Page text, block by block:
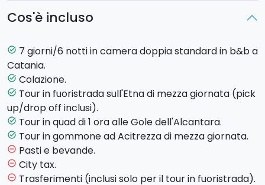
GIORNO 1
Check-in in b&b e sistemazione in camera doppia.
Serata libera.
GIORNO 2
Colazione in b&b.
Tour sull'Etna in fuoristrada di mezza
giornata:dopo il pick-up in b&b, a bordo del
Cos'è incluso
task_alt 7 giorni/6 notti in camera doppia standard in b&b a
Catania.
task_alt Colazione.
task_alt Tour in fuoristrada sull'Etna di mezza giornata (pick
up/drop off inclusi).
task_alt Tour in quad di 1 ora alle Gole dell'Alcantara.
task_alt Tour in gommone ad Acitrezza di mezza giornata.
remove_circle_outline Pasti e bevande.
remove_circle_outline City tax.
remove_circle_outline Trasferimenti (inclusi solo per il tour in fuoristrada).